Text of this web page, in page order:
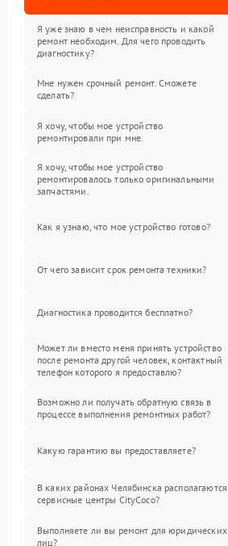
Я уже знаю в чем неисправность и какой
ремонт необходим. Для чего проводить
диагностику?
Мне нужен срочный ремонт. Сможете
сделать?
Я хочу, чтобы мое устройство
ремонтировали при мне.
Я хочу, чтобы мое устройство
ремонтировалось только оригинальными
запчастями.
Как я узнаю, что мое устройство готово?
От чего зависит срок ремонта техники?
Диагностика проводится бесплатно?
Может ли вместо меня принять устройство
после ремонта другой человек, контактный
телефон которого я предоставлю?
Возможно ли получать обратную связь в
процессе выполнения ремонтных работ?
Какую гарантию вы предоставляете?
В каких районах Челябинска располагаются
сервисные центры CityCoco?
Выполняете ли вы ремонт для юридических
лиц?